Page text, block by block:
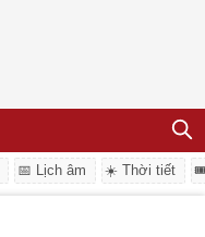
📅 Lịch âm ☀️ Thời tiết